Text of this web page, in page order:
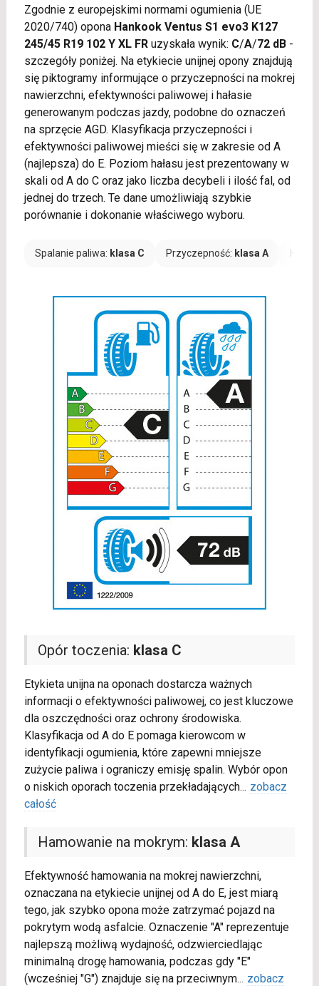
Zgodnie z europejskimi normami ogumienia (UE
2020/740) opona Hankook Ventus S1 evo3 K127
245/45 R19 102 Y XL FRuzyskała wynik: C/A/72 dB-
szczegóły poniżej. Na etykiecie unijnej opony znajdują
się piktogramy informujące o przyczepności na mokrej
nawierzchni, efektywności paliwowej i hałasie
generowanym podczas jazdy, podobne do oznaczeń
na sprzęcie AGD. Klasyfikacja przyczepności i
efektywności paliwowej mieści się w zakresie od A
(najlepsza) do E. Poziom hałasu jest prezentowany w
skali od A do C oraz jako liczba decybeli i ilość fal, od
jednej do trzech. Te dane umożliwiają szybkie
porównanie i dokonanie właściwego wyboru.
Spalanie paliwa: klasa C Przyczepność: klasa A
Opór toczenia: klasa C
Etykieta unijna na oponach dostarcza ważnych
informacji o efektywności paliwowej, co jest kluczowe
dla oszczędności oraz ochrony środowiska.
Klasyfikacja od A do E pomaga kierowcom w
identyfikacji ogumienia, które zapewni mniejsze
zużycie paliwa i ograniczy emisję spalin. Wybór opon
o niskich oporach toczenia przekładających... zobacz
całość
Hamowanie na mokrym: klasa A
Efektywność hamowania na mokrej nawierzchni,
oznaczana na etykiecie unijnej od A do E, jest miarą
tego, jak szybko opona może zatrzymać pojazd na
pokrytym wodą asfalcie. Oznaczenie "A" reprezentuje
najlepszą możliwą wydajność, odzwierciedlając
minimalną drogę hamowania, podczas gdy "E"
(wcześniej "G") znajduje się na przeciwnym... zobacz